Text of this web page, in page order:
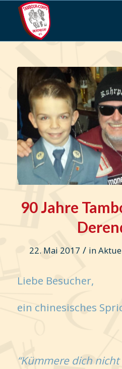
90 Jahre
22. Mai 2017 / in
Liebe Besucher,
ein chinesisches
“Kümmere dich